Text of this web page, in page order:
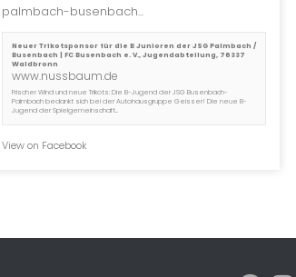
palmbach-busenbach...
Neuer Trikotsponsor für die B Junioren der JSG Palmbach /
Busenbach | FC Busenbach e. V., Jugendabteilung, 76337
Waldbronn
www.nussbaum.de
Frischer Wind und neue Trikots: Die B-Jugend der JSG Busenbach-
Palmbach bedankt sich bei der Autohausgruppe Geisser! Die neue B-
Jugend der Spielgemeinschaft...
View on Facebook